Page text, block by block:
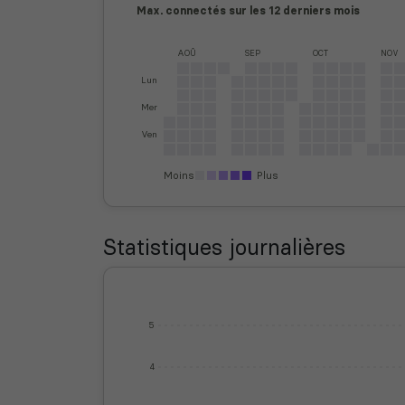
Max. connectés sur les 12 derniers mois
Lun
Mer
Ven
AOÛ SEP OCT NOV
Moins Plus
Statistiques journalières
4
5